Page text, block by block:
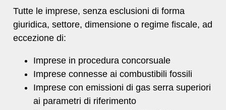
Tutte le imprese, senza esclusioni di forma
giuridica, settore, dimensione o regime fiscale, ad
eccezione di:
Imprese in procedura concorsuale
Imprese connesse ai combustibili fossili
Imprese con emissioni di gas serra superiori
ai parametri di riferimento